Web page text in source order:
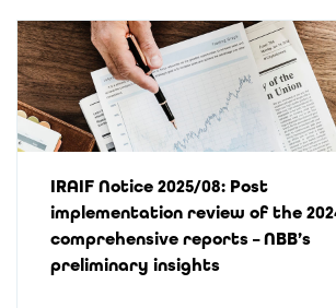
IRAIF Notice 2025/08: Post
implementation review of the
comprehensive reports – NBB’s
preliminary insights